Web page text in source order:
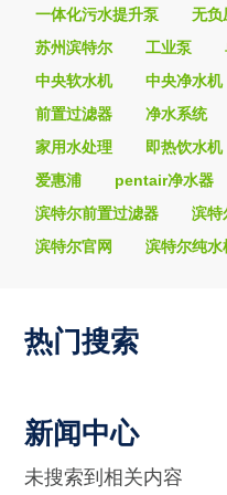
一体化污水提升泵
无负
苏州滨特尔
工业泵
中央软水机
中央净水机
前置过滤器
净水系统
家用水处理
即热饮水机
爱惠浦
pentair净水器
滨特尔前置过滤器
滨特
滨特尔官网
滨特尔纯水
新闻中心
未搜索到相关内容
热门搜索